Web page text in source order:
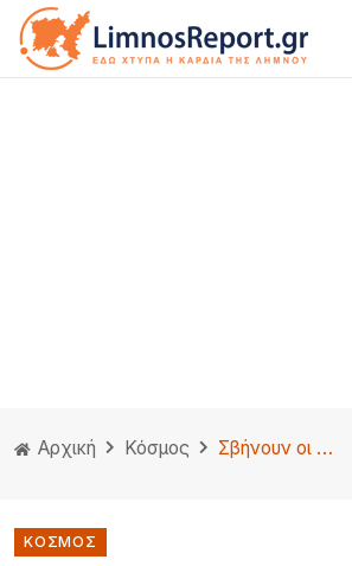
Αρχική Κόσμος Σβήνουν οι ελπίδες για ειρήνη στην Ουκρανία – Υποβαθμίζει τις συνομιλίες ο Πούτιν με την διπλωματική αποστολή που επέλεξε
ΚΌΣΜΟΣ